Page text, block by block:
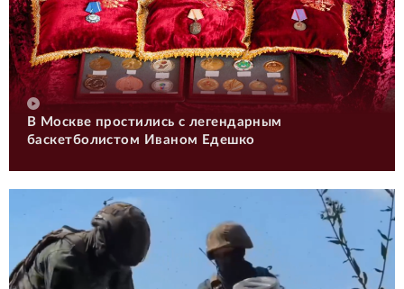
В Москве простились с легендарным
баскетболистом Иваном Едешко